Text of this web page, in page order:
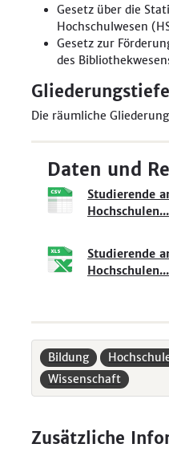
Gesetz über die
Hochschulwesen
Gesetz zur
des
Gliederungstiefe
Die räumliche
Daten und
Studierende
Hochschulen...
Studierende
Hochschulen...
Bildung
Wissenschaft
Zusätzliche